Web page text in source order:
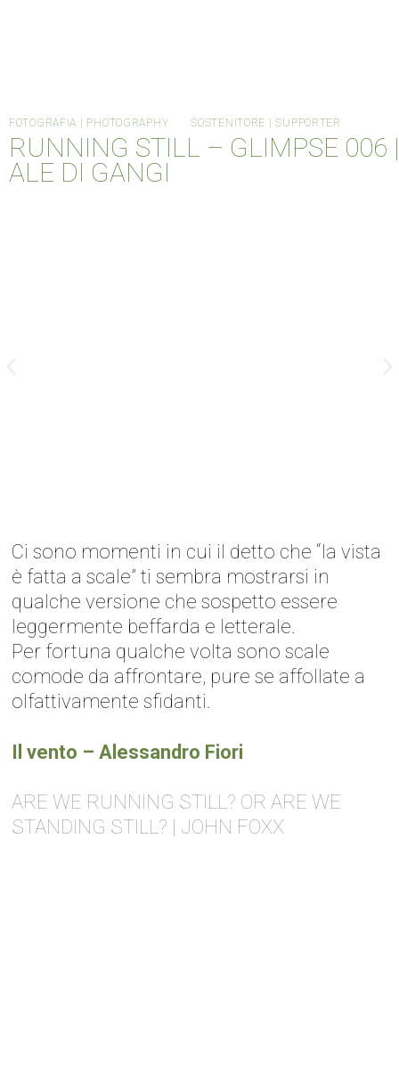
HOME
FOTOGRAFIA | PHOTOGRAPHY SOSTENITORE | SUPPORTER
RUNNING STILL – GLIMPSE 006 |
ALE DI GANGI
Ci sono momenti in cui il detto che “la vista
è fatta a scale” ti sembra mostrarsi in
qualche versione che sospetto essere
leggermente beffarda e letterale.
Per fortuna qualche volta sono scale
comode da affrontare, pure se affollate a
olfattivamente sfidanti.
Il vento – Alessandro Fiori
ARE WE RUNNING STILL? OR ARE WE
STANDING STILL? | JOHN FOXX